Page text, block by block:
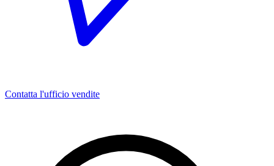
Contatta l'ufficio vendite